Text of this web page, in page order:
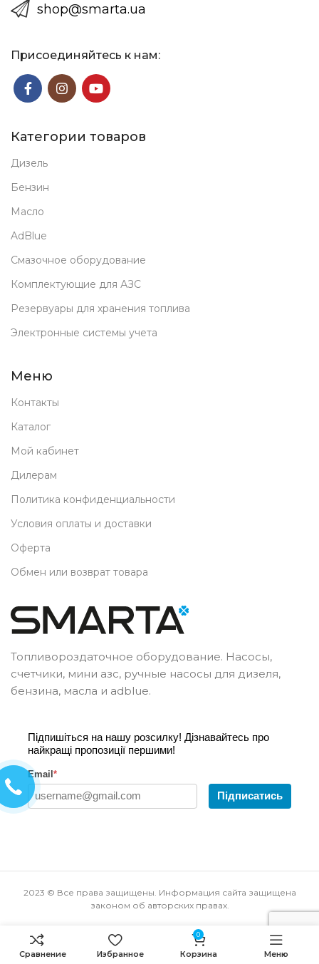
shop@smarta.ua
Присоединяйтесь к нам:
Категории товаров
Дизель
Бензин
Масло
AdBlue
Смазочное оборудование
Комплектующие для АЗС
Резервуары для хранения топлива
Электронные системы учета
Меню
Контакты
Каталог
Мой кабинет
Дилерам
Политика конфиденциальности
Условия оплаты и доставки
Оферта
Обмен или возврат товара
Топливороздаточное оборудование. Насосы,
счетчики, мини азс, ручные насосы для дизеля,
бензина, масла и adblue.
Підпишіться на нашу розсилку! Дізнавайтесь про
найкращі пропозиції першими!
Email*
Підписатись
2023 © Все права защищены. Информация сайта защищена
законом об авторских правах.
Сравнение Избранное
0
Корзина Меню